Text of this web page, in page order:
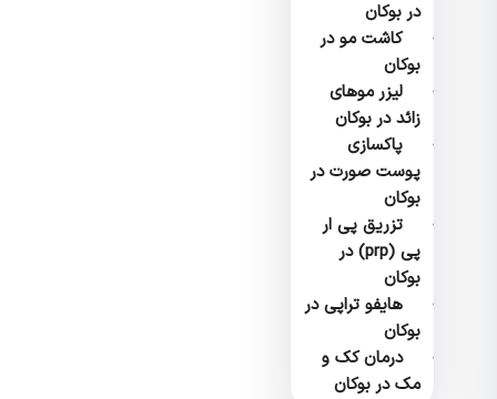
در بوکان
کاشت مو در
بوکان
لیزر موهای
زائد در بوکان
پاکسازی
پوست صورت در
بوکان
تزریق پی ار
پی (prp) در
بوکان
هایفو تراپی در
بوکان
درمان کک و
مک در بوکان